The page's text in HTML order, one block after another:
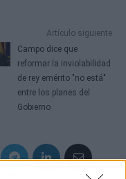
Artículo siguiente
Campo dice que
reformar la inviolabilidad
de rey emérito "no está"
entre los planes del
Gobierno